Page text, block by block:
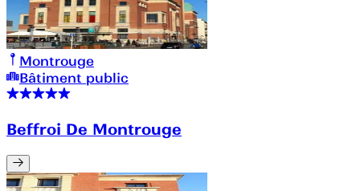
Montrouge
Bâtiment public
Beffroi De Montrouge